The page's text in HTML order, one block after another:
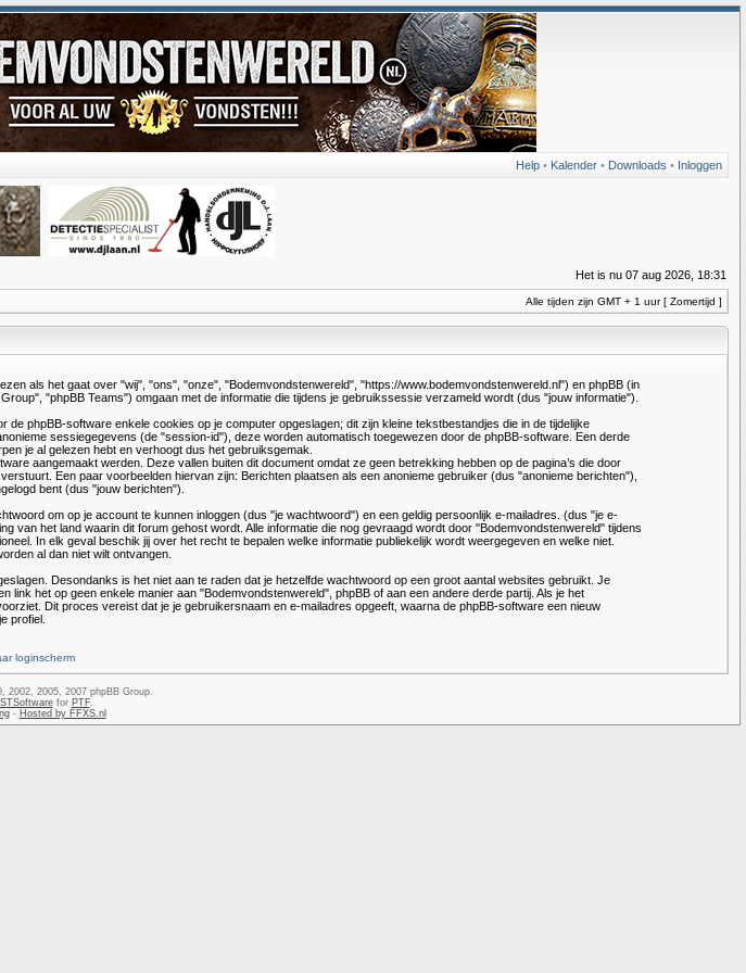
Help • Kalender • Downloads • Inloggen
Het is nu 07 aug 2026, 18:31
Alle tijden zijn GMT + 1 uur [ Zomertijd ]
als het gaat over "wij", "ons", "onze", "Bodemvondstenwereld", "https://www.bodemvondstenwereld.nl") en phpBB (in
"phpBB Teams") omgaan met de informatie die tijdens je gebruikssessie verzameld wordt (dus "jouw informatie").
phpBB-software enkele cookies op je computer opgeslagen; dit zijn kleine tekstbestandjes die in de tijdelijke
sessiegegevens (de "session-id"), deze worden automatisch toegewezen door de phpBB-software. Een derde
je al gelezen hebt en verhoogt dus het gebruiksgemak.
aangemaakt werden. Deze vallen buiten dit document omdat ze geen betrekking hebben op de pagina’s die door
Een paar voorbeelden hiervan zijn: Berichten plaatsen als een anonieme gebruiker (dus "anonieme berichten"),
bent (dus "jouw berichten").
om op je account te kunnen inloggen (dus "je wachtwoord") en een geldig persoonlijk e-mailadres. (dus "je e-
het land waarin dit forum gehost wordt. Alle informatie die nog gevraagd wordt door "Bodemvondstenwereld" tijdens
In elk geval beschik jij over het recht te bepalen welke informatie publiekelijk wordt weergegeven en welke niet.
al dan niet wilt ontvangen.
Desondanks is het niet aan te raden dat je hetzelfde wachtwoord op een groot aantal websites gebruikt. Je
het op geen enkele manier aan "Bodemvondstenwereld", phpBB of aan een andere derde partij. Als je het
Dit proces vereist dat je je gebruikersnaam en e-mailadres opgeeft, waarna de phpBB-software een nieuw
profiel.
loginscherm
2002, 2005, 2007 phpBB Group.
STSoftwarefor PTF.
- Hosted by FFXS.nl